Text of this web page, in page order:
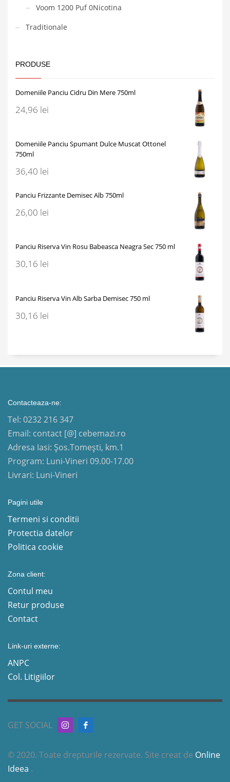
Voom 1200 Puf 0Nicotina
Traditionale
PRODUSE
Domeniile Panciu Cidru Din Mere 750ml
24,96 lei
Domeniile Panciu Spumant Dulce Muscat Ottonel
750ml
36,40 lei
Panciu Frizzante Demisec Alb 750ml
26,00 lei
Panciu Riserva Vin Rosu Babeasca Neagra Sec 750 ml
30,16 lei
Panciu Riserva Vin Alb Sarba Demisec 750 ml
30,16 lei
Contacteaza-ne:
Tel: 0232 216 347
Email: contact [@] cebemazi.ro
Adresa Iasi: Șos.Tomești, km.1
Program: Luni-Vineri 09.00-17.00
Livrari: Luni-Vineri
Pagini utile
Termeni si conditii
Protectia datelor
Politica cookie
Zona client:
Contul meu
Retur produse
Contact
Link-uri externe:
ANPC
Col. Litigiilor
GET SOCIAL
© 2020. Toate drepturile rezervate. Site creat de Online
Ideea .